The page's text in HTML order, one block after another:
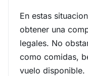
En estas
obtener una
legales. No
como comidas,
vuelo disponible.